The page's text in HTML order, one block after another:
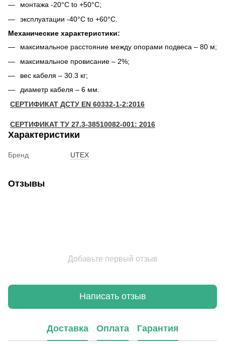
монтажа -20°C to +50°C;
эксплуатации -40°C to +60°C.
Механические характеристики:
максимальное расстояние между опорами подвеса – 80 м;
максимальное провисание – 2%;
вес кабеля – 30.3 кг;
диаметр кабеля – 6 мм.
СЕРТИФИКАТ ДСТУ EN 60332-1-2:2016
СЕРТИФИКАТ ТУ 27.3-38510082-001: 2016
Характеристики
Бренд UTEX
Отзывы
Добавьте первый отзыв
Написать отзыв
Доставка Оплата Гарантия